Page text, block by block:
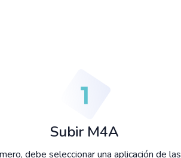
Subir M4A
debe seleccionar una aplicación de las